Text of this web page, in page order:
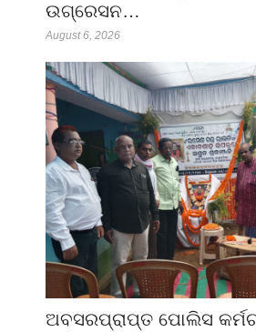
ଉଗ୍ରେସନ…
August 6, 2026
ଅବସରପ୍ରାପ୍ତ ପୋଲିସ